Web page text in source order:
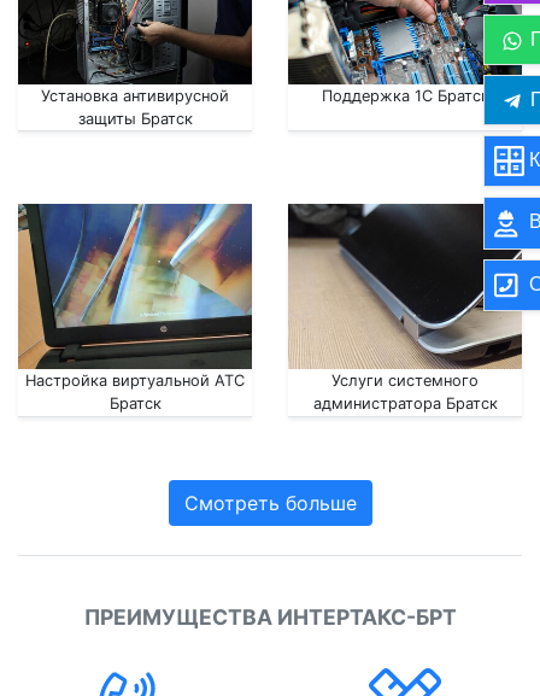
Установка антивирусной
защиты Братск
Поддержка 1С Братск
Настройка виртуальной АТС
Братск
Услуги системного
администратора Братск
Смотреть больше
ПРЕИМУЩЕСТВА ИНТЕРТАКС-БРТ